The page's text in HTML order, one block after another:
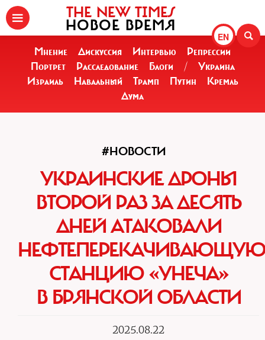
EN
THE NEW TIMES
НОВОЕ ВРЕМЯ
Мнение Дискуссия Интервью
Репрессии
Портрет
Расследование Блоги /
Украина
Израиль
Навальный Трамп Путин
Кремль
Дума
#НОВОСТИ
УКРАИНСКИЕ ДРОНЫ
ВТОРОЙ РАЗ ЗА ДЕСЯТЬ
ДНЕЙ АТАКОВАЛИ
НЕФТЕПЕРЕКАЧИВАЮЩУЮ
СТАНЦИЮ «УНЕЧА»
В БРЯНСКОЙ ОБЛАСТИ
2025.08.22